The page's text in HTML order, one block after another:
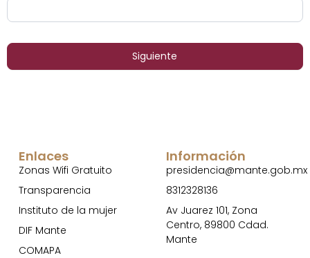
Siguiente
Enlaces
Zonas Wifi Gratuito
Transparencia
Instituto de la mujer
DIF Mante
COMAPA
Información
presidencia@mante.gob.mx
8312328136
Av Juarez 101, Zona
Centro, 89800 Cdad.
Mante